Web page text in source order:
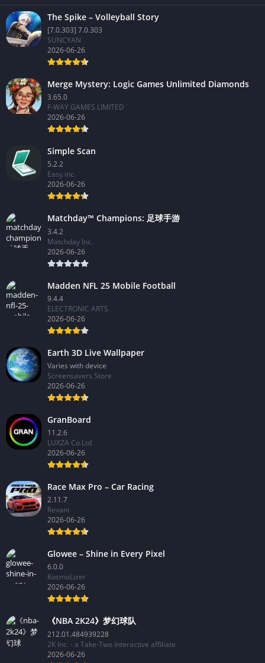
The Spike – Volleyball Story
[7.0.303] 7.0.303
SUNCYAN
2026-06-26
Merge Mystery: Logic Games Unlimited Diamonds
3.65.0
F-WAY GAMES LIMITED
2026-06-26
Simple Scan
5.2.2
Easy inc.
2026-06-26
Matchday™ Champions: 足球手游
3.4.2
Matchday Inc.
2026-06-26
Madden NFL 25 Mobile Football
9.4.4
ELECTRONIC ARTS
2026-06-26
Earth 3D Live Wallpaper
Varies with device
Screensavers Store
2026-06-26
GranBoard
11.2.6
LUXZA Co.Ltd.
2026-06-26
Race Max Pro – Car Racing
2.11.7
Revani
2026-06-26
Glowee – Shine in Every Pixel
6.0.0
KosmoLizer
2026-06-26
《NBA 2K24》梦幻球队
212.01.484939228
2K Inc. - a Take-Two Interactive affiliate
2026-06-26